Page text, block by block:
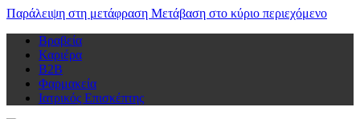
Παράλειψη στη μετάφραση Μετάβαση στο κύριο περιεχόμενο
Βραβεία
Καριέρα
Β2Β
Φαρμακεία
Ιατρικός Επισκέπτης